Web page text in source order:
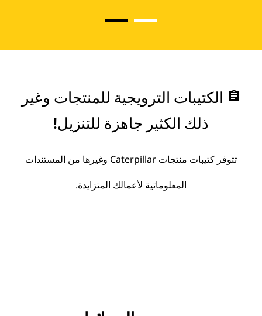
assignment الكتيبات الترويجية للمنتجات وغير
ذلك الكثير جاهزة للتنزيل!
تتوفر كتيبات منتجات Caterpillar وغيرها من المستندات
المعلوماتية لأعمالك المتزايدة.